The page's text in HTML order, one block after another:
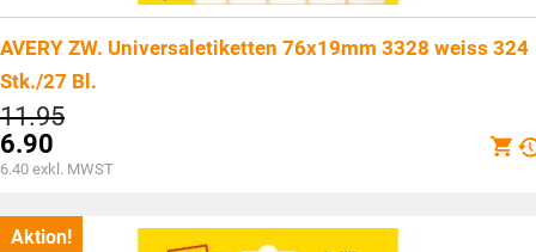
AVERY ZW. Universaletiketten 76x19mm 3328 weiss 324
Stk./27 Bl.
11.95Ursprünglicher
war:
CHF11.95
6.90
Aktueller
ist:
CHF6.90.
6.40 exkl. MWST
Aktion!